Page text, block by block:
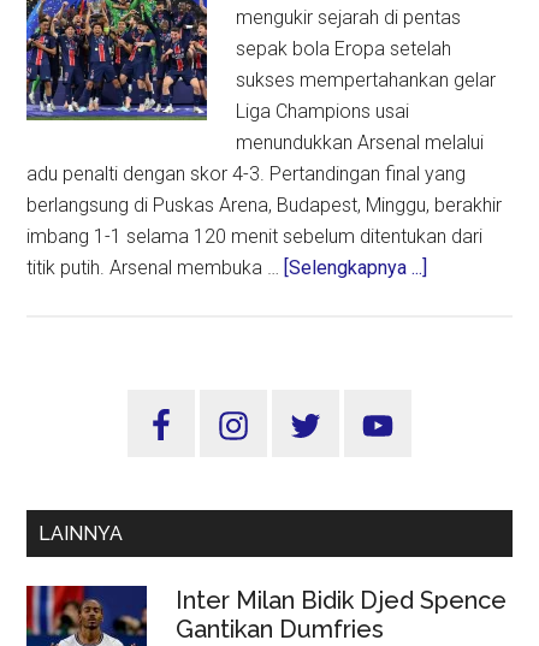
mengukir sejarah di pentas
sepak bola Eropa setelah
sukses mempertahankan gelar
Liga Champions usai
menundukkan Arsenal melalui
adu penalti dengan skor 4-3. Pertandingan final yang
berlangsung di Puskas Arena, Budapest, Minggu, berakhir
imbang 1-1 selama 120 menit sebelum ditentukan dari
titik putih. Arsenal membuka … [Selengkapnya ...]
Adu
di
Sidebar
LAINNYA
Inter Milan Bidik Djed Spence
Gantikan Dumfries